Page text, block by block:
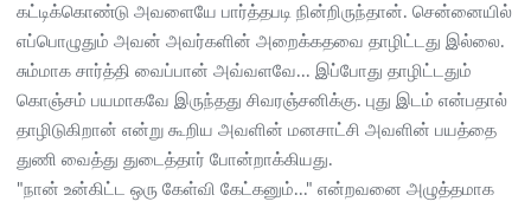
கட்டிக்கொண்டு அவளையே பார்த்தபடி நின்றிருந்தான். சென்னையில்
எப்பொழுதும் அவன் அவர்களின் அறைக்கதவை தாழிட்டது இல்லை.
சும்மாக சார்த்தி வைப்பான் அவ்வளவே... இப்போது தாழிட்டதும்
கொஞ்சம் பயமாகவே இருந்தது சிவரஞ்சனிக்கு. புது இடம் என்பதால்
தாழிடுகிறான் என்று கூறிய அவளின் மனசாட்சி அவளின் பயத்தை
துணி வைத்து துடைத்தார் போன்றாக்கியது.
"நான் உன்கிட்ட ஒரு கேள்வி கேட்கனும்..." என்றவனை அழுத்தமாக